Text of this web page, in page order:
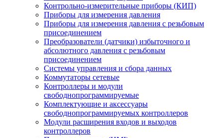
Контрольно-измерительные приборы (КИП)
Приборы для измерения давления
Приборы для измерения давления с резьбовым
присоединением
Преобразователи (датчики) избыточного и
абсолютного давления с резьбовым
присоединением
Системы управления и сбора данных
Коммутаторы сетевые
Контроллеры и модули
свободнопрограммируемые
Комплектующие и аксессуары
свободнопрограммируемых контроллеров
Модули расширения входов и выходов
контроллеров